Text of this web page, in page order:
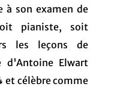
à son examen de
pianiste, soit
les leçons de
d'Antoine Elwart
et célèbre comme